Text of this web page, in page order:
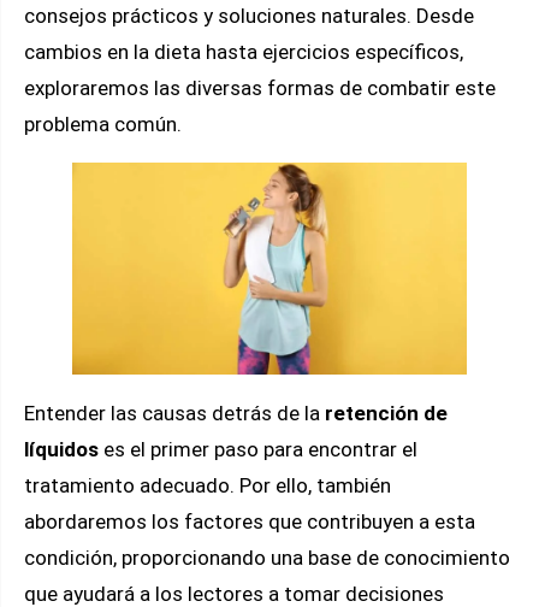
consejos prácticos y soluciones naturales. Desde
cambios en la dieta hasta ejercicios específicos,
exploraremos las diversas formas de combatir este
problema común.
Entender las causas detrás de la retención de
líquidos es el primer paso para encontrar el
tratamiento adecuado. Por ello, también
abordaremos los factores que contribuyen a esta
condición, proporcionando una base de conocimiento
que ayudará a los lectores a tomar decisiones